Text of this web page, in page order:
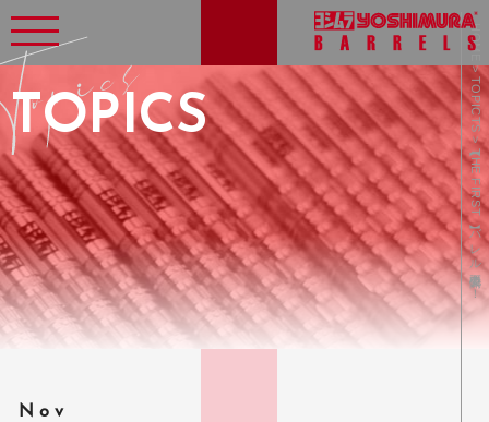
TOPICS
Nov
HOME > TOPICTS > 【THE FIRST】 バレル概要公開！！